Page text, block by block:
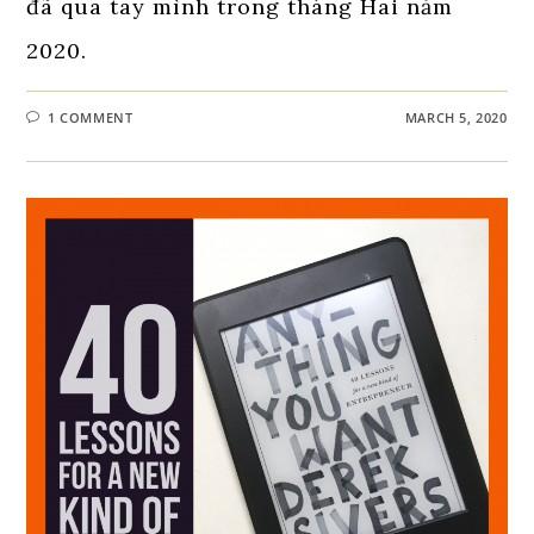
đã qua tay mình trong tháng Hai năm
2020.
1 COMMENT MARCH 5, 2020